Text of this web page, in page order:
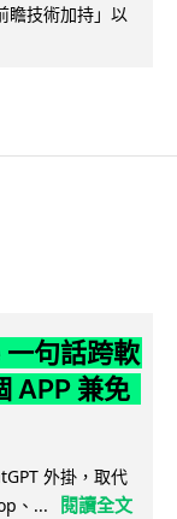
瞻技術加持」以
句話跨軟
APP 兼免
外掛，取代
、...
閱讀全文